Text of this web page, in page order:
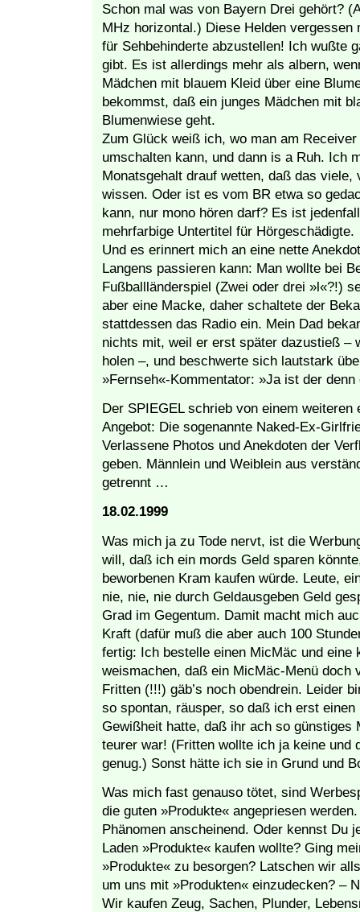
Schon mal was von Bayern Drei gehört?
MHz horizontal.) Diese Helden vergessen
für Sehbehinderte abzustellen! Ich wußte
gibt. Es ist allerdings mehr als albern,
Mädchen mit blauem Kleid über eine
bekommst, daß ein junges Mädchen mit
Blumenwiese geht.
Zum Glück weiß ich, wo man am
umschalten kann, und dann is a Ruh. Ich
Monatsgehalt drauf wetten, daß das
wissen. Oder ist es vom BR etwa so
kann, nur mono hören darf? Es ist
mehrfarbige Untertitel für Hörgeschädigte.
Und es erinnert mich an eine nette
Langens passieren kann: Man wollte bei
Fußballländerspiel (Zwei oder drei »l«?!)
aber eine Macke, daher schaltete der
stattdessen das Radio ein. Mein Dad
nichts mit, weil er erst später dazustieß –
holen –, und beschwerte sich lautstark
»Fernseh«-Kommentator: »Ja ist der
Der SPIEGEL schrieb von einem weiteren
Angebot: Die sogenannte Naked-Ex-
Verlassene Photos und Anekdoten der
geben. Männlein und Weiblein aus
getrennt …
18.02.1999
Was mich ja zu Tode nervt, ist die
will, daß ich ein mords Geld sparen
beworbenen Kram kaufen würde. Leute,
nie, nie, nie durch Geldausgeben Geld
Grad im Gegentum. Damit macht mich
Kraft (dafür muß die aber auch 100
fertig: Ich bestelle einen MicMäc und eine
weismachen, daß ein MicMäc-Menü doch
Fritten (!!!) gäb’s noch obendrein. Leider
so spontan, räusper, so daß ich erst
Gewißheit hatte, daß ihr ach so günstiges
teurer war! (Fritten wollte ich ja keine und
genug.) Sonst hätte ich sie in Grund und
Was mich fast genauso tötet, sind
die guten »Produkte« angepriesen
Phänomen anscheinend. Oder kennst Du
Laden »Produkte« kaufen wollte? Ging
»Produkte« zu besorgen? Latschen wir
um uns mit »Produkten« einzudecken? –
Wir kaufen Zeug, Sachen, Plunder,